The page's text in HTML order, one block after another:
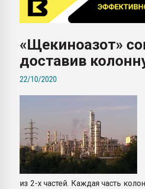
первый план в переработке
пластмасс
ситуацией на строительном рынке
Всё, что касается выдува ПЭТ
бутылок
ПЕРЕЙТИ НА ФОРУМ
«Щекиноазот»
доставив
22/10/2020
из 2-х частей. Каждая часть